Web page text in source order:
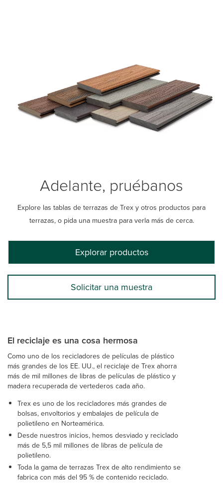
Adelante, pruébanos
Explore las tablas de terrazas de Trex y otros productos para
terrazas, o pida una muestra para verla más de cerca.
Explorar productos
Solicitar una muestra
El reciclaje es una cosa hermosa
Como uno de los recicladores de películas de plástico
más grandes de los EE. UU., el reciclaje de Trex ahorra
más de mil millones de libras de películas de plástico y
madera recuperada de vertederos cada año.
Trex es uno de los recicladores más grandes de
bolsas, envoltorios y embalajes de película de
polietileno en Norteamérica.
Desde nuestros inicios, hemos desviado y reciclado
más de 5,5 mil millones de libras de película de
polietileno.
Toda la gama de terrazas Trex de alto rendimiento se
fabrica con más del 95 % de contenido reciclado.